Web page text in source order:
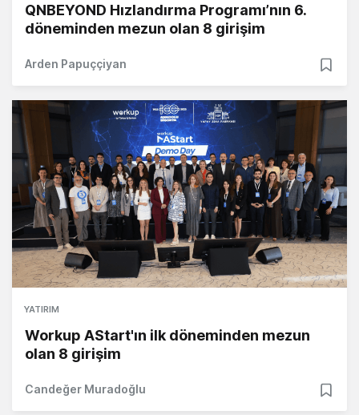
QNBEYOND Hızlandırma Programı’nın 6.
döneminden mezun olan 8 girişim
Arden Papuççiyan
YATIRIM
Workup AStart'ın ilk döneminden mezun
olan 8 girişim
Candeğer Muradoğlu